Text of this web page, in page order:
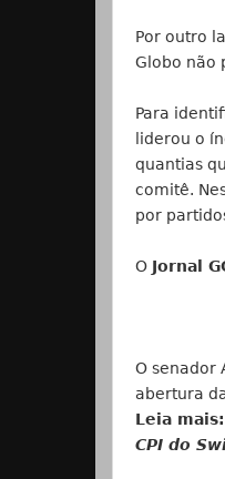
Por outro
Globo não
Para
liderou o
quantias
comitê.
por
O Jornal
O senador
abertura
Leia mais:
CPI do